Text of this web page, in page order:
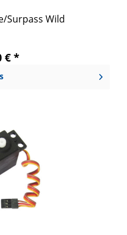
Surpass Wild
€ *